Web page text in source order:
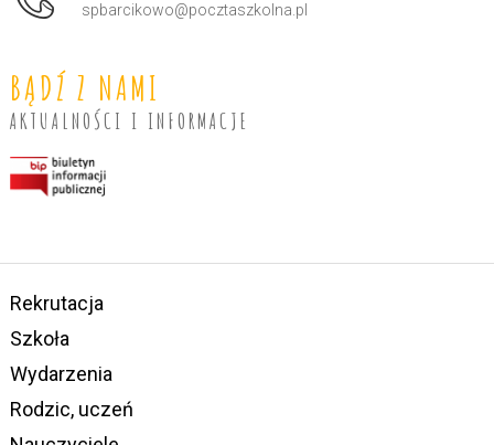
spbarcikowo@pocztaszkolna.pl
BĄDŹ Z NAMI
AKTUALNOŚCI I INFORMACJE
Rekrutacja
Szkoła
Wydarzenia
Rodzic, uczeń